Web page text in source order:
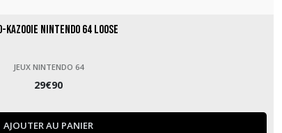
Kazooie Nintendo 64 loose
JEUX NINTENDO 64
29€90
AJOUTER AU PANIER